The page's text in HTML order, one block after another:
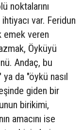
noktalarını
var. Feridun
emek veren
Öyküyü
Andaç, bu
ya da "öykü nasıl
giden bir
birikimi,
amacını ise